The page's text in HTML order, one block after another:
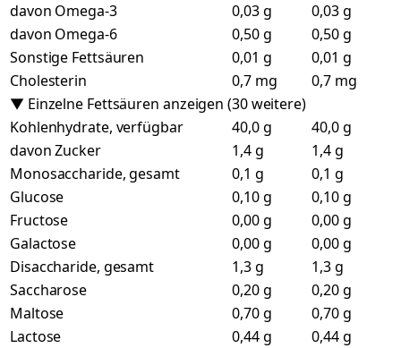
davon Omega-3
0,03 g
0,03 g
davon Omega-6
0,50 g
0,50 g
Sonstige Fettsäuren
0,01 g
0,01 g
Cholesterin
0,7 mg
0,7 mg
▼ Einzelne Fettsäuren anzeigen (30 weitere)
Kohlenhydrate, verfügbar
40,0 g
40,0 g
davon Zucker
1,4 g
1,4 g
Monosaccharide, gesamt
0,1 g
0,1 g
Glucose
0,10 g
0,10 g
Fructose
0,00 g
0,00 g
Galactose
0,00 g
0,00 g
Disaccharide, gesamt
1,3 g
1,3 g
Saccharose
0,20 g
0,20 g
Maltose
0,70 g
0,70 g
Lactose
0,44 g
0,44 g